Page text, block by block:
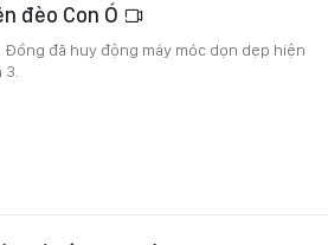
đèo Con Ó
đã huy động máy móc dọn dẹp hiện